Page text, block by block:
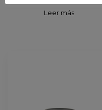
Leer más